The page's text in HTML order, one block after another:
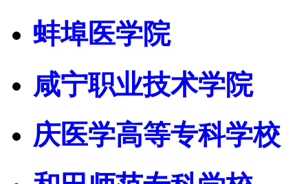
蚌埠医学院
咸宁职业技术学院
庆医学高等专科学校